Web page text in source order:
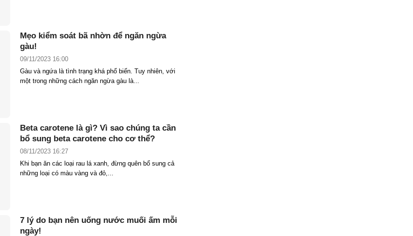
Mẹo kiểm soát bã nhờn để ngăn ngừa
gàu!
09/11/2023 16:00
Gàu và ngứa là tình trạng khá phổ biến. Tuy nhiên, với
một trong những cách ngăn ngừa gàu là...
Beta carotene là gì? Vì sao chúng ta cần
bổ sung beta carotene cho cơ thể?
08/11/2023 16:27
Khi bạn ăn các loại rau lá xanh, đừng quên bổ sung cả
những loại có màu vàng và đỏ,...
7 lý do bạn nên uống nước muối ấm mỗi
ngày!